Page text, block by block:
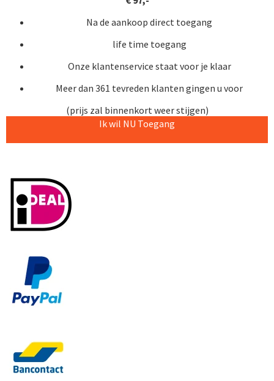
Na de aankoop direct toegang
life time toegang
Onze klantenservice staat voor je klaar
Meer dan 361 tevreden klanten gingen u voor
(prijs zal binnenkort weer stijgen)
Ik wil NU Toegang